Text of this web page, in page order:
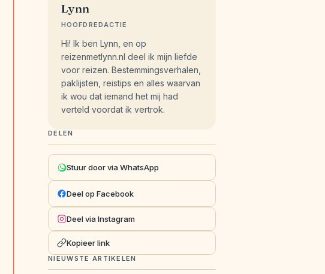
Lynn
HOOFDREDACTIE
Hi! Ik ben Lynn, en op
reizenmetlynn.nl deel ik mijn liefde
voor reizen. Bestemmingsverhalen,
paklijsten, reistips en alles waarvan
ik wou dat iemand het mij had
verteld voordat ik vertrok.
DELEN
Stuur door via WhatsApp
Deel op Facebook
Deel via Instagram
Kopieer link
NIEUWSTE ARTIKELEN